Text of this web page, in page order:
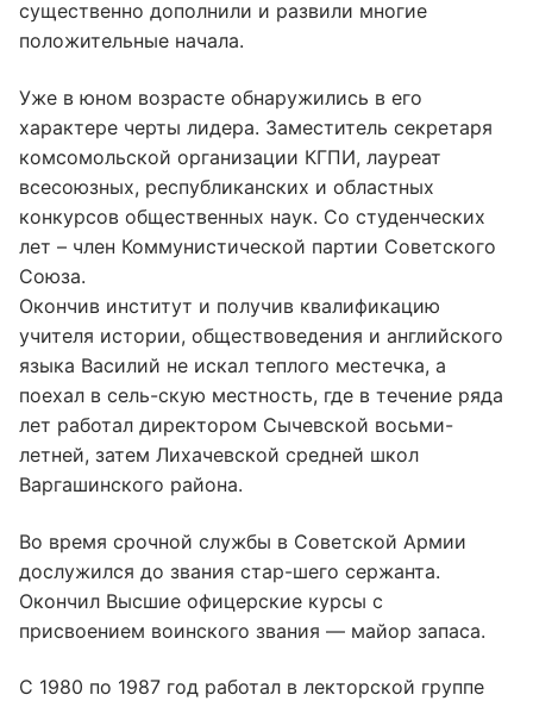
существенно дополнили и развили многие
положительные начала.
Уже в юном возрасте обнаружились в его
характере черты лидера. Заместитель секретаря
комсомольской организации КГПИ, лауреат
всесоюзных, республиканских и областных
конкурсов общественных наук. Со студенческих
лет – член Коммунистической партии Советского
Союза.
Окончив институт и получив квалификацию
учителя истории, обществоведения и английского
языка Василий не искал теплого местечка, а
поехал в сель-скую местность, где в течение ряда
лет работал директором Сычевской восьми-
летней, затем Лихачевской средней школ
Варгашинского района.
Во время срочной службы в Советской Армии
дослужился до звания стар-шего сержанта.
Окончил Высшие офицерские курсы с
присвоением воинского звания — майор запаса.
С 1980 по 1987 год работал в лекторской группе